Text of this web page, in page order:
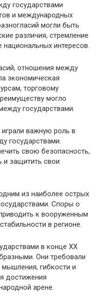
государствами
и международных
могли быть
различия, стремление
национальных интересов.
отношения между
экономическая
торговому
могло
государствами.
важную роль в
государствами.
свою безопасность,
и защитить свои
из наиболее острых
Споры о
к вооруженным
в регионе.
в конце ХХ
Они требовали
мышления, гибкости и
достижения
арене.